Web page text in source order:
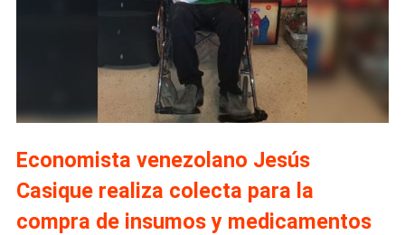
Economista venezolano Jesús
Casique realiza colecta para la
compra de insumos y medicamentos